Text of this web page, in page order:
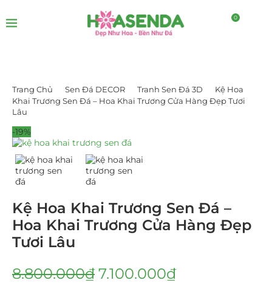
0
Trang Chủ Sen Đá DECOR Tranh Sen Đá 3D
Kệ Hoa
Khai Trương Sen Đá – Hoa Khai Trương Cửa Hàng Đẹp Tươi
Lâu
-19%
Kệ Hoa Khai Trương Sen Đá –
Hoa Khai Trương Cửa Hàng Đẹp
Tươi Lâu
8.800.000₫ 7.100.000₫